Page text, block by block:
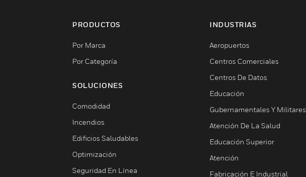
PRODUCTOS
Por Marca
Por Categoría
SOLUCIONES
Comodidad
Incendios
Edificios Saludables
Optimización
Seguridad En Línea
INDUSTRIAS
Aeropuertos
Centros Comerciales
Centros De Datos
Educación
Gubernamentales Y Militares
Atención De La Salud
Educación Superior
Atención
Fabricación E Industrial